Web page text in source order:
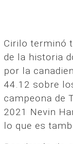
Cirilo terminó
de la historia
por la
44.12 sobre
campeona de
2021 Nevin
lo que es